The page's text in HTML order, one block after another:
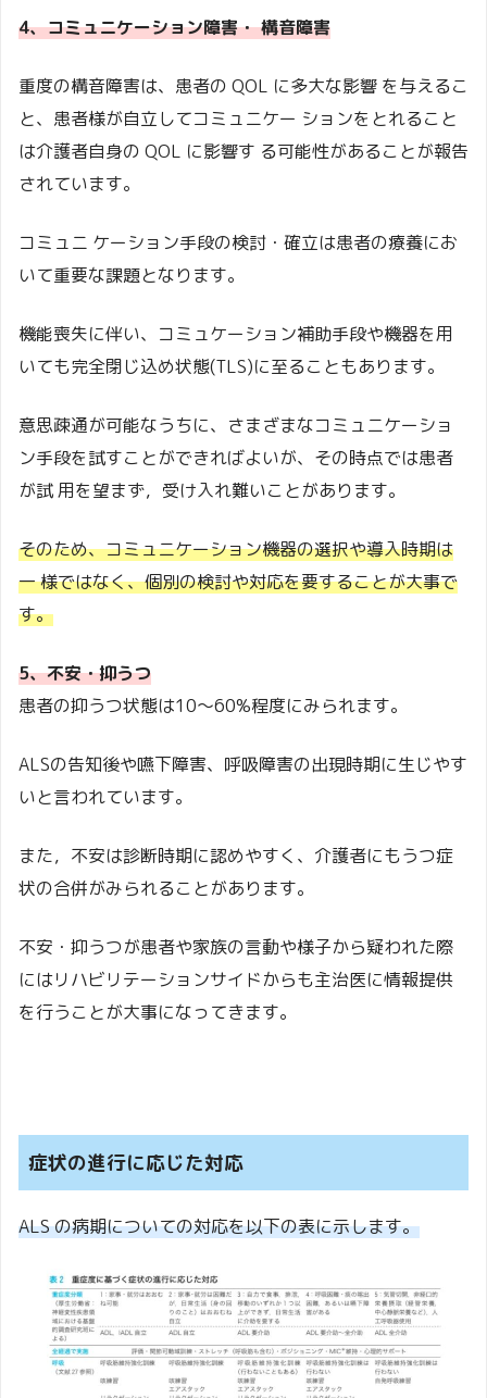
4、コミュニケーション障害・ 構音障害
重度の構音障害は、患者の QOL に多大な影響 を与えるこ
と、患者様が自立してコミュニケー ションをとれること
は介護者自身の QOL に影響す る可能性があることが報告
されています。
コミュニ ケーション手段の検討・確立は患者の療養にお
いて重要な課題となります。
機能喪失に伴い、コミュケーション補助手段や機器を用
いても完全閉じ込め状態(TLS)に至ることもあります。
意思疎通が可能なうちに、さまざまなコミュニケーショ
ン手段を試すことができればよいが、その時点では患者
が試 用を望まず，受け入れ難いことがあります。
そのため、コミュニケーション機器の選択や導入時期は
一 様ではなく、個別の検討や対応を要することが大事で
す。
5、不安・抑うつ
患者の抑うつ状態は10～60%程度にみられます。
ALSの告知後や嚥下障害、呼吸障害の出現時期に生じやす
いと言われています。
また，不安は診断時期に認めやすく、介護者にもうつ症
状の合併がみられることがあります。
不安・抑うつが患者や家族の言動や様子から疑われた際
にはリハビリテーションサイドからも主治医に情報提供
を行うことが大事になってきます。
症状の進行に応じた対応
ALS の病期についての対応を以下の表に示します。